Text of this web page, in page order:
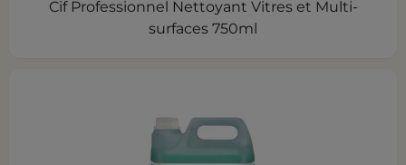
Cif Professionnel Nettoyant Vitres et Multi-
surfaces 750ml